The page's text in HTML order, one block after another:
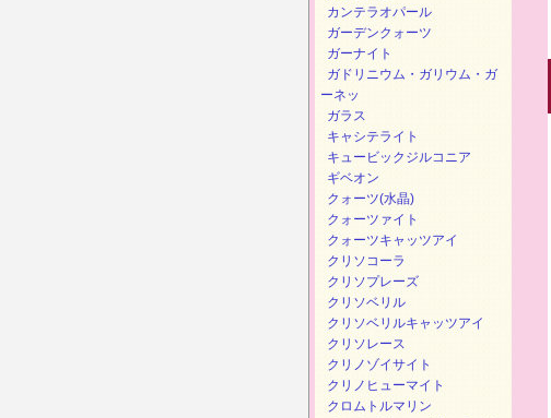
カンテラオパール
ガーデンクォーツ
ガーナイト
ガドリニウム・ガリウム・ガ
ーネッ
ガラス
キャシテライト
キュービックジルコニア
ギベオン
クォーツ(水晶)
クォーツァイト
クォーツキャッツアイ
クリソコーラ
クリソプレーズ
クリソベリル
クリソベリルキャッツアイ
クリソレース
クリノゾイサイト
クリノヒューマイト
クロムトルマリン